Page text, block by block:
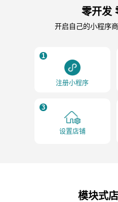
零开发
开启自己的小程序
1
注册小程序
3
设置店铺
模块式